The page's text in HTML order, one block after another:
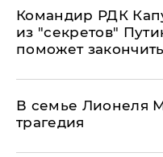
Командир РДК
из "секретов"
поможет
В семье Лионеля
трагедия